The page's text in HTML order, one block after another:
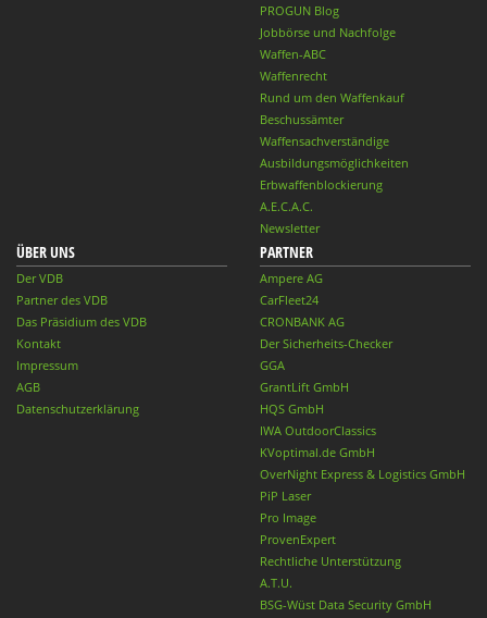
PROGUN Blog
Jobbörse und Nachfolge
Waffen-ABC
Waffenrecht
Rund um den Waffenkauf
Beschussämter
Waffensachverständige
Ausbildungsmöglichkeiten
Erbwaffenblockierung
A.E.C.A.C.
Newsletter
ÜBER UNS
Der VDB
Partner des VDB
Das Präsidium des VDB
Kontakt
Impressum
AGB
Datenschutzerklärung
PARTNER
Ampere AG
CarFleet24
CRONBANK AG
Der Sicherheits-Checker
GGA
GrantLift GmbH
HQS GmbH
IWA OutdoorClassics
KVoptimal.de GmbH
OverNight Express & Logistics GmbH
PiP Laser
Pro Image
ProvenExpert
Rechtliche Unterstützung
A.T.U.
BSG-Wüst Data Security GmbH